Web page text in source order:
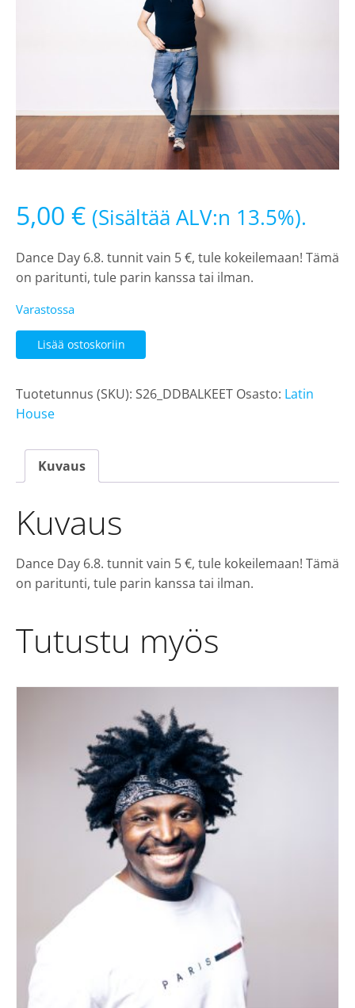
5,00 € (Sisältää ALV:n 13.5%).
Dance Day 6.8. tunnit vain 5 €, tule kokeilemaan! Tämä
on paritunti, tule parin kanssa tai ilman.
Varastossa
Dance
6.8.
Bachata
alkeet,
klo
Petri
määrä
Lisää ostoskoriin
Tuotetunnus (SKU): S26_DDBALKEET Osasto: Latin
House
Kuvaus
Kuvaus
Dance Day 6.8. tunnit vain 5 €, tule kokeilemaan! Tämä
on paritunti, tule parin kanssa tai ilman.
Tutustu myös